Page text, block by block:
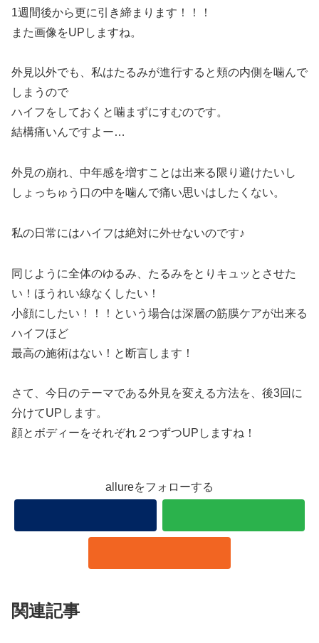
1週間後から更に引き締まります！！！
また画像をUPしますね。
外見以外でも、私はたるみが進行すると頬の内側を噛んで
しまうので
ハイフをしておくと噛まずにすむのです。
結構痛いんですよー…
外見の崩れ、中年感を増すことは出来る限り避けたいし
しょっちゅう口の中を噛んで痛い思いはしたくない。
私の日常にはハイフは絶対に外せないのです♪
同じように全体のゆるみ、たるみをとりキュッとさせた
い！ほうれい線なくしたい！
小顔にしたい！！！という場合は深層の筋膜ケアが出来る
ハイフほど
最高の施術はない！と断言します！
さて、今日のテーマである外見を変える方法を、後3回に
分けてUPします。
顔とボディーをそれぞれ２つずつUPしますね！
allureをフォローする
関連記事